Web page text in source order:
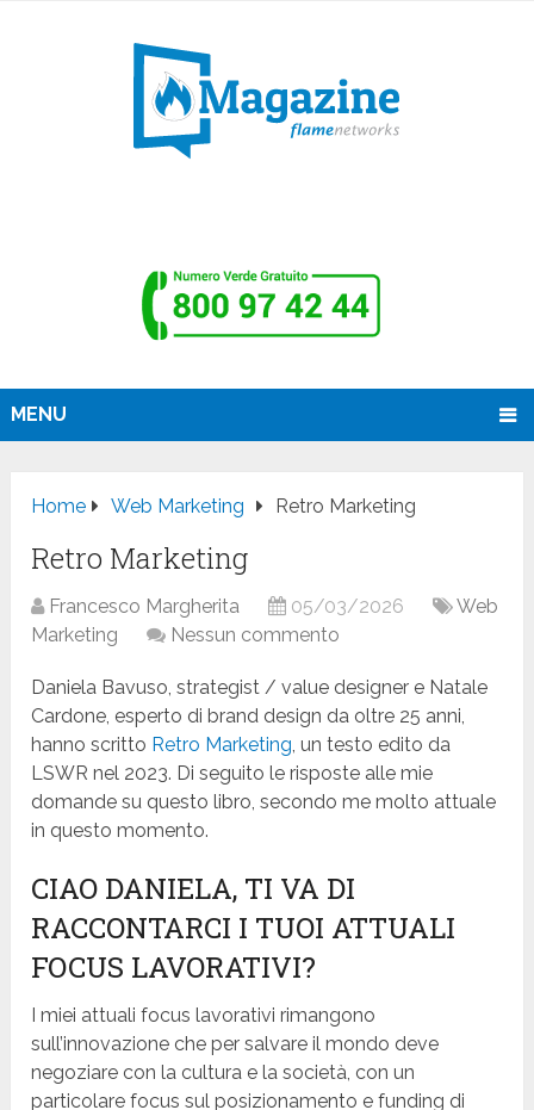
MENU
Home Web Marketing Retro Marketing
Retro Marketing
Francesco Margherita 05/03/2026
Web
Marketing
Nessun commento
Daniela Bavuso, strategist / value designer e Natale
Cardone, esperto di brand design da oltre 25 anni,
hanno scritto Retro Marketing, un testo edito da
LSWR nel 2023. Di seguito le risposte alle mie
domande su questo libro, secondo me molto attuale
in questo momento.
CIAO DANIELA, TI VA DI
RACCONTARCI I TUOI ATTUALI
FOCUS LAVORATIVI?
I miei attuali focus lavorativi rimangono
sull’innovazione che per salvare il mondo deve
negoziare con la cultura e la società, con un
particolare focus sul posizionamento e funding di